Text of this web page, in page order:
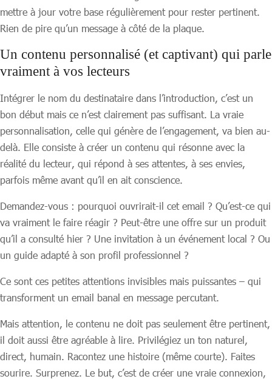
mettre à jour votre base régulièrement pour rester pertinent.
Rien de pire qu’un message à côté de la plaque.
Un contenu personnalisé (et captivant) qui parle
vraiment à vos lecteurs
Intégrer le nom du destinataire dans l’introduction, c’est un
bon début mais ce n’est clairement pas suffisant. La vraie
personnalisation, celle qui génère de l’engagement, va bien au-
delà. Elle consiste à créer un contenu qui résonne avec la
réalité du lecteur, qui répond à ses attentes, à ses envies,
parfois même avant qu’il en ait conscience.
Demandez-vous : pourquoi ouvrirait-il cet email ? Qu’est-ce qui
va vraiment le faire réagir ? Peut-être une offre sur un produit
qu’il a consulté hier ? Une invitation à un événement local ? Ou
un guide adapté à son profil professionnel ?
Ce sont ces petites attentions invisibles mais puissantes – qui
transforment un email banal en message percutant.
Mais attention, le contenu ne doit pas seulement être pertinent,
il doit aussi être agréable à lire. Privilégiez un ton naturel,
direct, humain. Racontez une histoire (même courte). Faites
sourire. Surprenez. Le but, c’est de créer une vraie connexion,